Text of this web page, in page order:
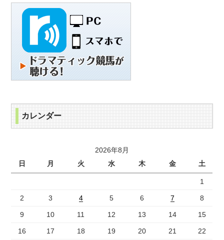
カレンダー
2026年8月
日
月 火 水 木 金 土
1
2 3 4 5 6 7 8
9 10 11 12 13 14 15
16 17 18 19 20 21 22